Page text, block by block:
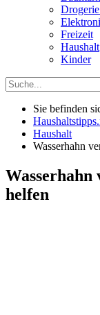
Freizeit
Haushalt
Kinder
Sie befinden
Haushalt
Wasserhahn
Wasserhahn
helfen